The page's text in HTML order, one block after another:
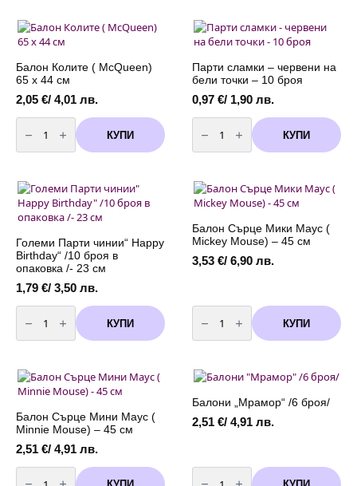
черно
|
червено
жълто
-
90
броя
+
помпа
40
секунди
брой
Балон Колите ( McQueen)
65 x 44 см
2,05 €/ 4,01 лв.
количество
за
Балон
Колите
65
x
44
см
КУПИ
Парти сламки – червени на
бели точки – 10 броя
0,97 €/ 1,90 лв.
количество
за
Парти
сламки
на
бели
точки
10
броя
КУПИ
Големи Парти чинии“ Happy
Birthday“ /10 броя в
опаковка /- 23 см
1,79 €/ 3,50 лв.
количество
за
Големи
Парти
Birthday"
/10
броя
опаковка
/-
23
см
КУПИ
Балон Сърце Мики Маус (
Mickey Mouse) – 45 см
3,53 €/ 6,90 лв.
количество
за
Балон
Сърце
(
Mickey
-
см
КУПИ
Балон Сърце Мини Маус (
Minnie Mouse) – 45 см
2,51 €/ 4,91 лв.
количество
за
Балони „Мрамор“ /6 броя/
2,51 €/ 4,91 лв.
количество
за